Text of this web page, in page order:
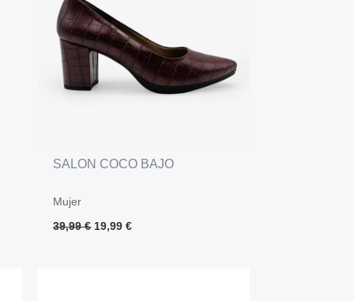
SALON COCO BAJO
Mujer
39,99€ 19,99€